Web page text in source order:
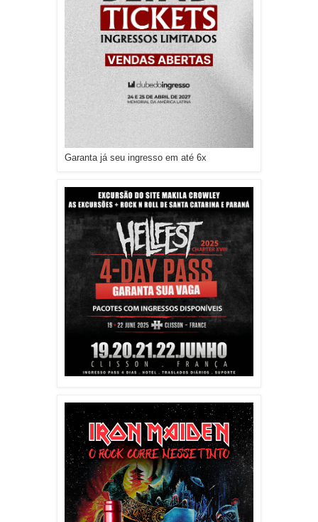
Garanta já seu ingresso em até 6x